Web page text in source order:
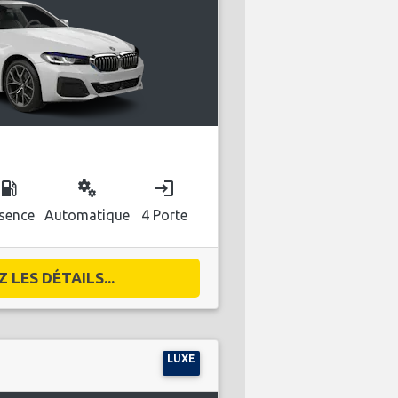
local_gas_station miscellaneous_services
Automatique
login
4 Porte
LES DÉTAILS...
LUXE